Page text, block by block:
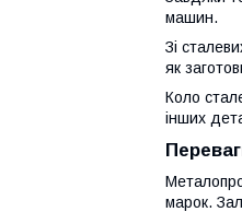
машин.
Зі
як
Коло
інших
марок.